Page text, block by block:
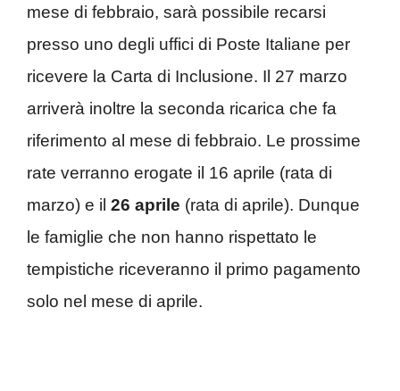
mese di febbraio, sarà possibile recarsi
presso uno degli uffici di Poste Italiane per
ricevere la Carta di Inclusione. Il 27 marzo
arriverà inoltre la seconda ricarica che fa
riferimento al mese di febbraio. Le prossime
rate verranno erogate il 16 aprile (rata di
marzo) e il 26 aprile (rata di aprile). Dunque
le famiglie che non hanno rispettato le
tempistiche riceveranno il primo pagamento
solo nel mese di aprile.